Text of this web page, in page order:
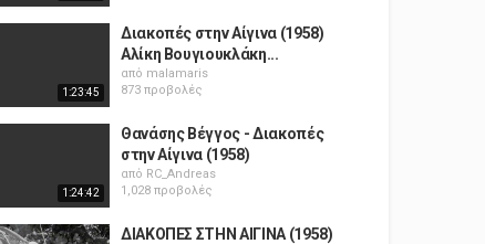
1:23:45
Διακοπές στην Αίγινα (1958)
Αλίκη Βουγιουκλάκη...
από malamaris
873 προβολές
1:24:42
Θανάσης Βέγγος - Διακοπές
στην Αίγινα (1958)
από RC_Andreas
1,028 προβολές
ΔΙΑΚΟΠΕΣ ΣΤΗΝ ΑΙΓΙΝΑ (1958)